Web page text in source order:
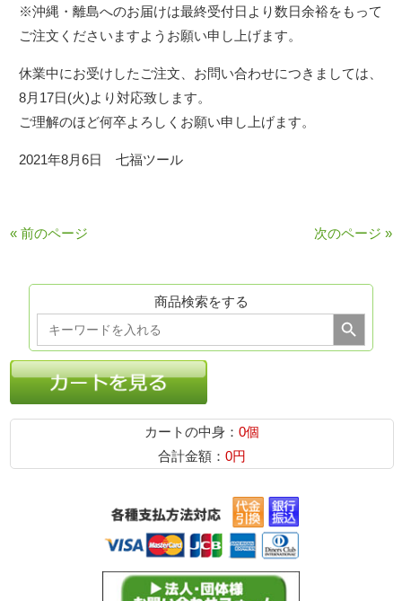
※沖縄・離島へのお届けは最終受付日より数日余裕をもって
ご注文くださいますようお願い申し上げます。
休業中にお受けしたご注文、お問い合わせにつきましては、
8月17日(火)より対応致します。
ご理解のほど何卒よろしくお願い申し上げます。
2021年8月6日 七福ツール
« 前のページ 次のページ »
商品検索をする
Search
for:
Search Button
カートの中身： 0個
合計金額： 0円